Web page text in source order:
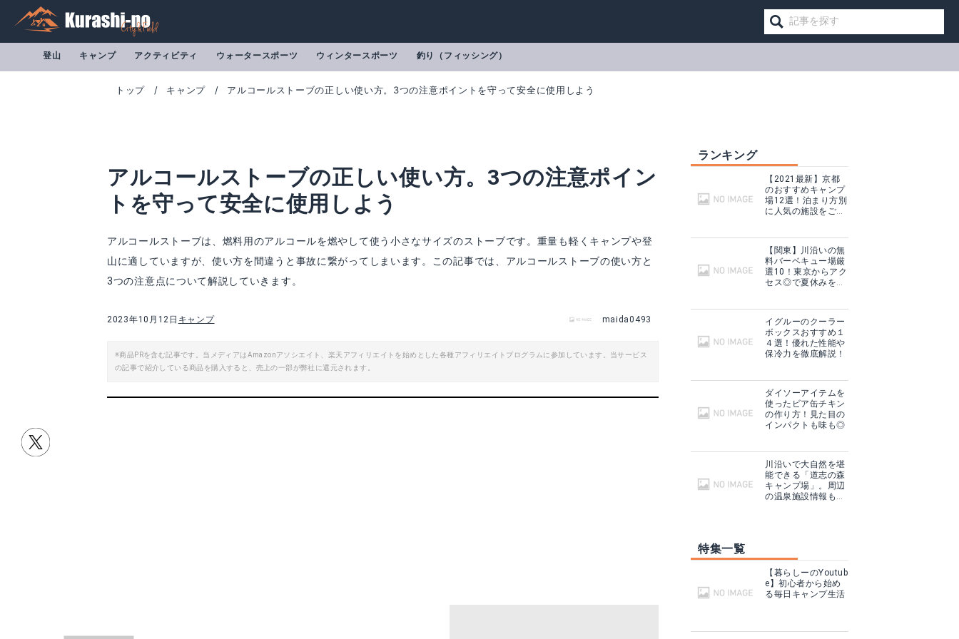
登山 キャンプ アクティビティ ウォータースポーツ ウィンタースポーツ 釣り（フィッシング）
トップ キャンプ アルコールストーブの正しい使い方。3つの注意ポイントを守って安全に使用しよう
アルコールストーブの正しい使い方。3つの注意ポイン
トを守って安全に使用しよう
アルコールストーブは、燃料用のアルコールを燃やして使う小さなサイズのストーブです。重量も軽くキャンプや登
山に適していますが、使い方を間違うと事故に繋がってしまいます。この記事では、アルコールストーブの使い方と
3つの注意点について解説していきます。
2023年10月12日 キャンプ maida0493
※商品PRを含む記事です。当メディアはAmazonアソシエイト、楽天アフィリエイトを始めとした各種アフィリエイトプログラムに参加しています。当サービス
の記事で紹介している商品を購入すると、売上の一部が弊社に還元されます。
アルコールストーブ
楽天で詳細を見る
ランキング
【2021最新】京都
のおすすめキャンプ
場12選！泊まり方別
に人気の施設をご紹
【関東】川沿いの無
料バーベキュー場厳
選10！東京からアク
セス◎で夏休みを満
イグルーのクーラー
ボックスおすすめ１
４選！優れた性能や
保冷力を徹底解説！
ダイソーアイテムを
使ったビア缶チキン
の作り方！見た目の
インパクトも味も◎
川沿いで大自然を堪
能できる「道志の森
キャンプ場」。周辺
の温泉施設情報も紹
特集一覧
【暮らしーのYoutub
e】初心者から始め
る毎日キャンプ生活